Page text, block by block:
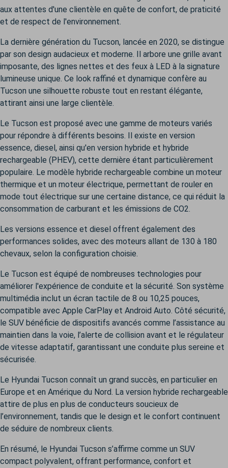
aux attentes d'une clientèle en quête de confort, de praticité
et de respect de l'environnement.
La dernière génération du Tucson, lancée en 2020, se distingue
par son design audacieux et moderne. Il arbore une grille avant
imposante, des lignes nettes et des feux à LED à la signature
lumineuse unique. Ce look raffiné et dynamique confère au
Tucson une silhouette robuste tout en restant élégante,
attirant ainsi une large clientèle.
Le Tucson est proposé avec une gamme de moteurs variés
pour répondre à différents besoins. Il existe en version
essence, diesel, ainsi qu'en version hybride et hybride
rechargeable (PHEV), cette dernière étant particulièrement
populaire. Le modèle hybride rechargeable combine un moteur
thermique et un moteur électrique, permettant de rouler en
mode tout électrique sur une certaine distance, ce qui réduit la
consommation de carburant et les émissions de CO2.
Les versions essence et diesel offrent également des
performances solides, avec des moteurs allant de 130 à 180
chevaux, selon la configuration choisie.
Le Tucson est équipé de nombreuses technologies pour
améliorer l'expérience de conduite et la sécurité. Son système
multimédia inclut un écran tactile de 8 ou 10,25 pouces,
compatible avec Apple CarPlay et Android Auto. Côté sécurité,
le SUV bénéficie de dispositifs avancés comme l’assistance au
maintien dans la voie, l’alerte de collision avant et le régulateur
de vitesse adaptatif, garantissant une conduite plus sereine et
sécurisée.
Le Hyundai Tucson connaît un grand succès, en particulier en
Europe et en Amérique du Nord. La version hybride rechargeable
attire de plus en plus de conducteurs soucieux de
l’environnement, tandis que le design et le confort continuent
de séduire de nombreux clients.
En résumé, le Hyundai Tucson s’affirme comme un SUV
compact polyvalent, offrant performance, confort et